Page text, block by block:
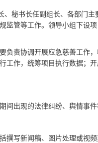
、秘书长任副组长、各部门主
监管等工作。领导小组下设
负责协调开展应急慈善工作
工作，统筹项目执行数据；
出现的法律纠纷、舆情事件
撰写新闻稿、图片处理或视